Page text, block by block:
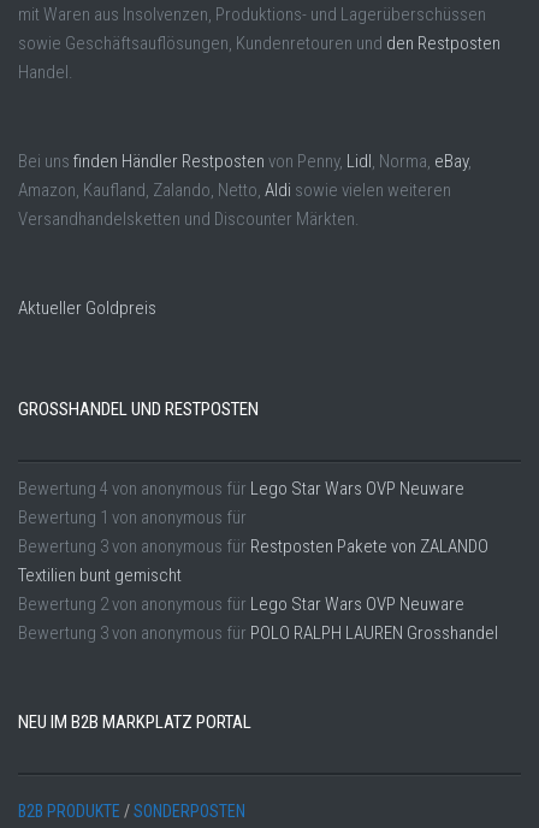
mit Waren aus Insolvenzen, Produktions- und Lagerüberschüssen
sowie Geschäftsauflösungen, Kundenretouren und den Restposten
Handel.
Bei uns finden Händler Restposten von Penny, Lidl , Norma, eBay,
Amazon, Kaufland, Zalando, Netto, Aldi sowie vielen weiteren
Versandhandelsketten und Discounter Märkten.
Aktueller Goldpreis
GROSSHANDEL UND RESTPOSTEN
Bewertung 4 von anonymous für Lego Star Wars OVP Neuware
Bewertung 1 von anonymous für
Bewertung 3von anonymous für Restposten Pakete von ZALANDO
Textilien bunt gemischt
Bewertung 2von anonymous für Lego Star Wars OVP Neuware
Bewertung 3von anonymous für POLO RALPH LAUREN Grosshandel
NEU IM B2B MARKPLATZ PORTAL
B2B PRODUKTE /SONDERPOSTEN